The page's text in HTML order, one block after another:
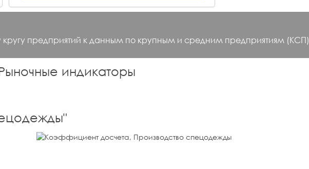
предприятий к данным по крупным и средним предприятиям (КСП)
индикаторы
"